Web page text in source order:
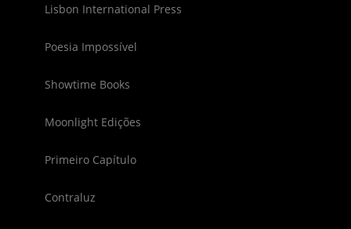
Lisbon International Press
Poesia Impossível
Showtime Books
Moonlight Edições
Primeiro Capítulo
Contraluz